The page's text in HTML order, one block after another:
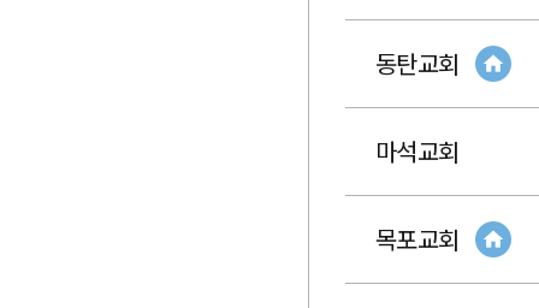
동탄교회
마석교회
목포교회